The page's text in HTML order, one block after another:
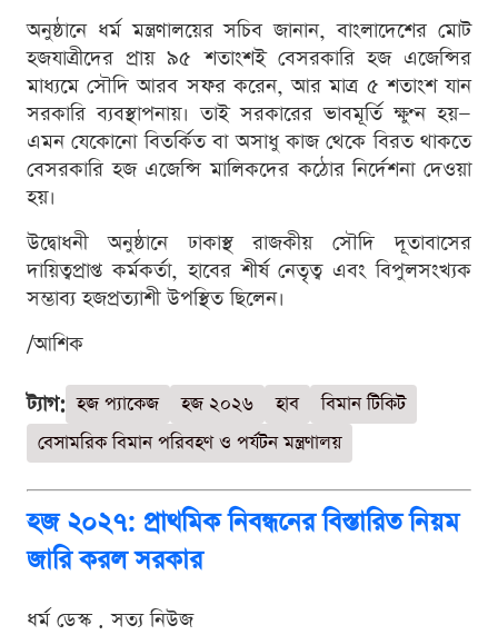
অনুষ্ঠানে ধর্ম মন্ত্রণালয়ের সচিব জানান, বাংলাদেশের মোট
হজযাত্রীদের প্রায় ৯৫ শতাংশই বেসরকারি হজ এজেন্সির
মাধ্যমে সৌদি আরব সফর করেন, আর মাত্র ৫ শতাংশ যান
সরকারি ব্যবস্থাপনায়। তাই সরকারের ভাবমূর্তি ক্ষুণ্ন হয়—
এমন যেকোনো বিতর্কিত বা অসাধু কাজ থেকে বিরত থাকতে
বেসরকারি হজ এজেন্সি মালিকদের কঠোর নির্দেশনা দেওয়া
হয়।
উদ্বোধনী অনুষ্ঠানে ঢাকাস্থ রাজকীয় সৌদি দূতাবাসের
দায়িত্বপ্রাপ্ত কর্মকর্তা, হাবের শীর্ষ নেতৃত্ব এবং বিপুলসংখ্যক
সম্ভাব্য হজপ্রত্যাশী উপস্থিত ছিলেন।
/আশিক
ট্যাগ: হজ প্যাকেজ হজ ২০২৬ হাব
বিমান টিকিট
বেসামরিক বিমান পরিবহণ ও পর্যটন মন্ত্রণালয়
হজ ২০২৭: প্রাথমিক নিবন্ধনের বিস্তারিত নিয়ম
জারি করল সরকার
ধর্ম ডেস্ক . সত্য নিউজ